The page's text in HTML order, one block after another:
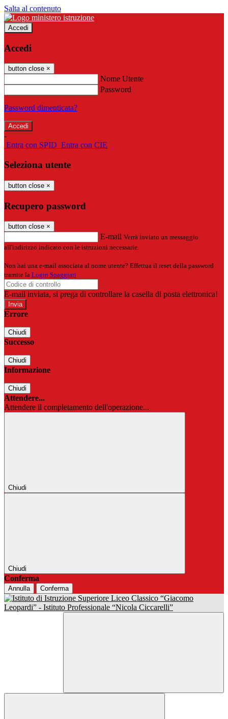
Salta al contenuto
Accedi
Accedi
button close ×
Nome Utente
Password
Password dimenticata?
-
Entra con SPID Entra con CIE
Seleziona utente
button close ×
Recupero password
button close ×
E-mail Verrà inviato un messaggio
all'indirizzo indicato con le istruzioni necessarie.
Non hai una e-mail associata al nome utente? Effettua il reset della password
tramite la Login Spaggiari
E-mail inviata, si prega di controllare la casella di posta elettronica!
Errore
Chiudi
Successo
Chiudi
Informazione
Chiudi
Attendere...
Attendere il completamento dell'operazione...
Chiudi
Chiudi
Conferma
Annulla Conferma